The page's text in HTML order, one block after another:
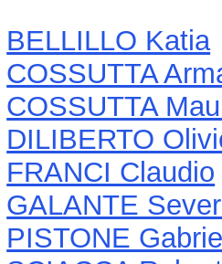
BELLILLO Katia
COSSUTTA
COSSUTTA
DILIBERTO
FRANCI Claudio
GALANTE
PISTONE